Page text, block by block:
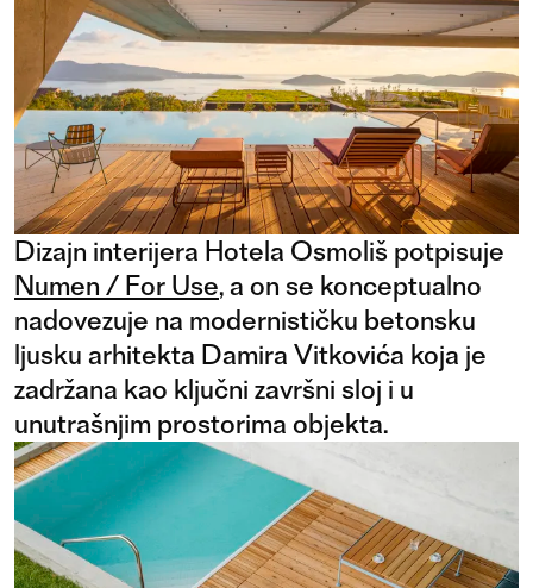
Dizajn interijera Hotela Osmoliš potpisuje
Numen / For Use, a on se konceptualno
nadovezuje na modernističku betonsku
ljusku arhitekta Damira Vitkovića koja je
zadržana kao ključni završni sloj i u
unutrašnjim prostorima objekta.